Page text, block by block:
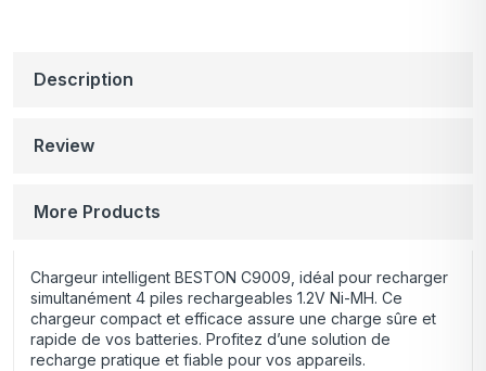
Description
Review
More Products
Chargeur intelligent BESTON C9009, idéal pour recharger
simultanément 4 piles rechargeables 1.2V Ni-MH. Ce
chargeur compact et efficace assure une charge sûre et
rapide de vos batteries. Profitez d’une solution de
recharge pratique et fiable pour vos appareils.